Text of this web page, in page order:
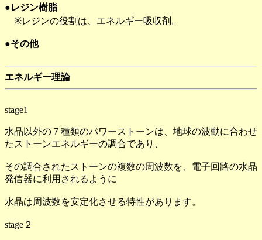
●レジン樹脂
※レジンの役割は、エネルギー吸収剤。
●その他
エネルギー理論
stage1
水晶以外の７種類のパワーストーンは、地球の波動に合わせ
たストーンエネルギーの調合であり、
その調合されたストーンの複数の周波数を、電子回路の水晶
発信器に利用されるように
水晶は周波数を安定化させる特性があります。
stage２